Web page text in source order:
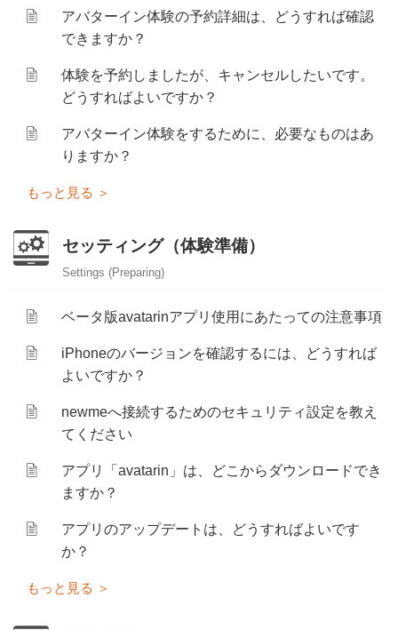
アバターイン体験の予約詳細は、どうすれば確認
できますか？
体験を予約しましたが、キャンセルしたいです。
どうすればよいですか？
アバターイン体験をするために、必要なものはあ
りますか？
セッティング（体験準備）
Settings (Preparing)
ベータ版avatarinアプリ使用にあたっての注意事項
iPhoneのバージョンを確認するには、どうすれば
よいですか？
newmeへ接続するためのセキュリティ設定を教え
てください
アプリ「avatarin」は、どこからダウンロードでき
ますか？
アプリのアップデートは、どうすればよいです
か？